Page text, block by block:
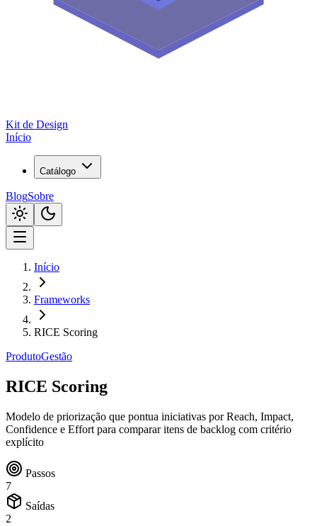
Kit de Design
Início
Catálogo
BlogSobre
Início
Frameworks
RICE Scoring
ProdutoGestão
RICE Scoring
Modelo de priorização que pontua iniciativas por Reach, Impact,
Confidence e Effort para comparar itens de backlog com critério
explícito
Passos
7
Saídas
2